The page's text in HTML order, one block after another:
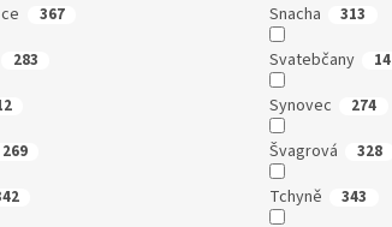
367 Snacha 313
283 Svatebčany 14
Synovec 274
269 Švagrová 328
Tchyně 343